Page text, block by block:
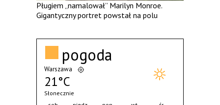
Pługiem „namalował” Marilyn Monroe.
Gigantyczny portret powstał na polu
pogoda
Warszawa
21°C
Słonecznie